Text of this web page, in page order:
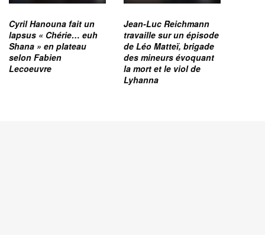
Cyril Hanouna fait un
lapsus « Chérie… euh
Shana » en plateau
selon Fabien
Lecoeuvre
Jean-Luc Reichmann
travaille sur un épisode
de Léo Matteï, brigade
des mineurs évoquant
la mort et le viol de
Lyhanna